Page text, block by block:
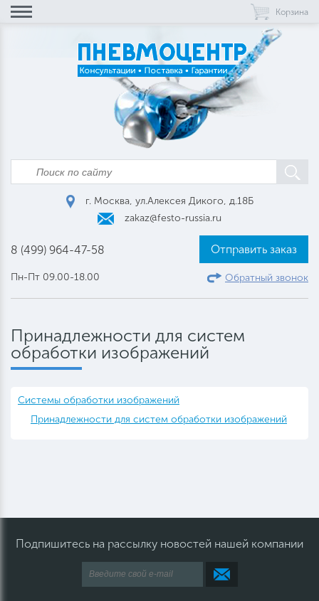
Корзина
г. Москва, ул.Алексея Дикого, д.18Б
zakaz@festo-russia.ru
8 (499) 964-47-58
Пн-Пт 09.00-18.00
Отправить заказ
Обратный звонок
Принадлежности для систем
обработки изображений
Системы обработки изображений
Принадлежности для систем обработки изображений
Подпишитесь на рассылку новостей нашей компании